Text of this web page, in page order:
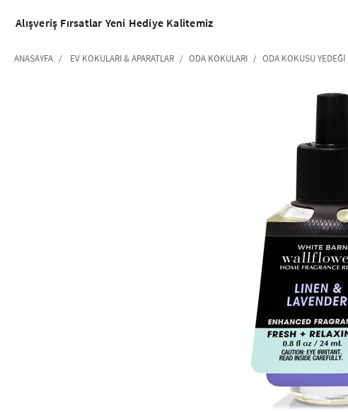
Alışveriş Fırsatlar Yeni Hediye Kalitemiz
ANASAYFA EV KOKULARI & APARATLAR ODA KOKULARI ODA KOKUSU YEDEĞI